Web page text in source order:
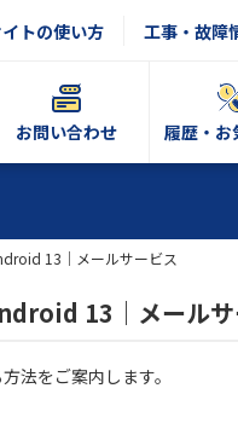
トの使い方 工事・故障
お問い合わせ 履歴・お
13｜メールサービス
13｜メール
法をご案内します。